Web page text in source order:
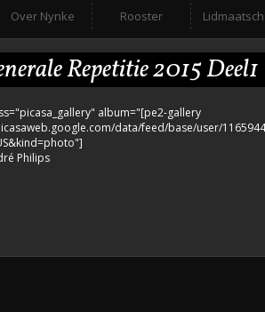
Over Nynke Rooster
Repetitie 2015 Deel1
album="[pe2-gallery
data/feed/base/user/
Philips